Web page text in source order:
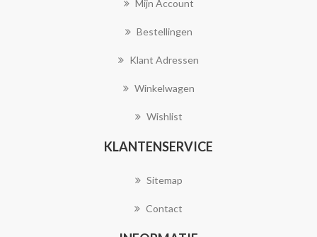
Mijn Account
Bestellingen
Klant Adressen
Winkelwagen
Wishlist
KLANTENSERVICE
Sitemap
Contact